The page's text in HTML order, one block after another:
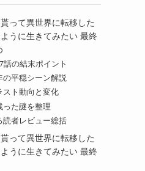
って異世界に転移した
うに生きてみたい 最終
話の結末ポイント
の平穏シーン解説
スト動向と変化
った謎を整理
読者レビュー総括
って異世界に転移した
うに生きてみたい 最終